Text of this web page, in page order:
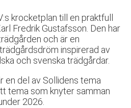
krocketplan till en praktfull
Fredrik Gustafsson. Den har
och är en
inspirerad av
och svenska trädgårdar.
en del av Sollidens tema
tema som knyter samman
2026.